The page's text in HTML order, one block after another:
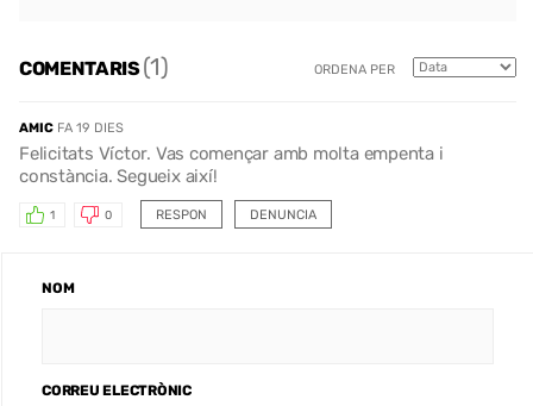
COMENTARIS(1) ORDENA PER
AMIC FA 19 DIES
Felicitats Víctor. Vas començar amb molta empenta i
constància. Segueix així!
RESPON
1 0 DENUNCIA
NOM
CORREU ELECTRÒNIC